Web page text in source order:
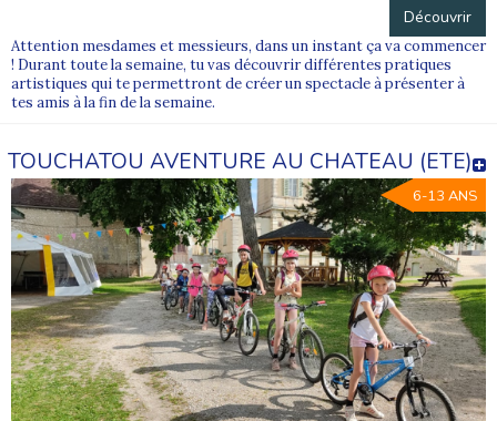
Découvrir
Attention mesdames et messieurs, dans un instant ça va commencer
! Durant toute la semaine, tu vas découvrir différentes pratiques
artistiques qui te permettront de créer un spectacle à présenter à
tes amis à la fin de la semaine.
TOUCHATOU AVENTURE AU CHATEAU (ETE)
6-13 ANS